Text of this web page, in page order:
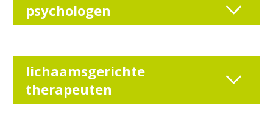
psychologen
lichaamsgerichte
therapeuten